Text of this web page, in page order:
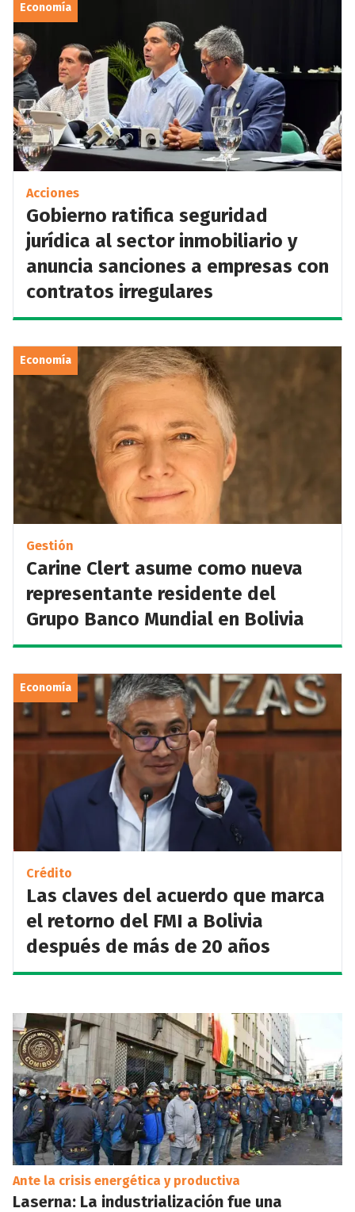
Economía
Acciones
Gobierno ratifica seguridad
jurídica al sector inmobiliario y
anuncia sanciones a empresas con
contratos irregulares
Economía
Gestión
Carine Clert asume como nueva
representante residente del
Grupo Banco Mundial en Bolivia
Economía
Crédito
Las claves del acuerdo que marca
el retorno del FMI a Bolivia
después de más de 20 años
Ante la crisis energética y productiva
Laserna: La industrialización fue una